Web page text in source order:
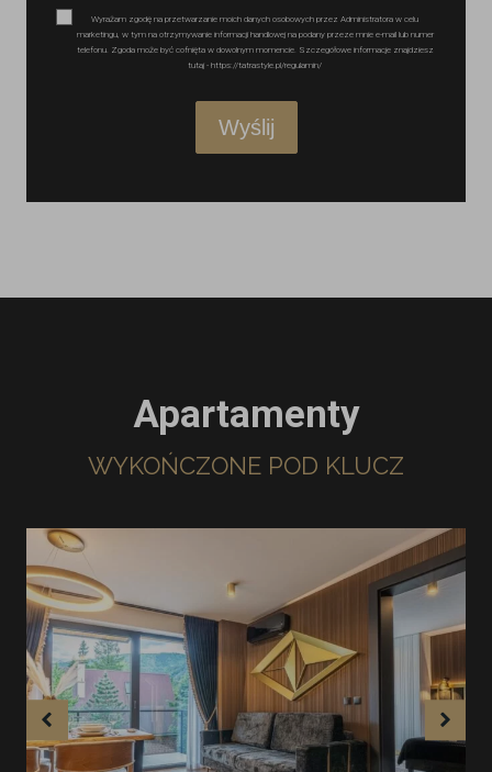
Wyrażam zgodę na przetwarzanie moich danych osobowych przez Administratora w celu
marketingu, w tym na otrzymywanie informacji handlowej na podany przeze mnie e-mail lub numer
telefonu. Zgoda może być cofnięta w dowolnym momencie. Szczegółowe informacje znajdziesz
tutaj - https://tatrastyle.pl/regulamin/
Wyślij
Apartamenty
WYKOŃCZONE POD KLUCZ